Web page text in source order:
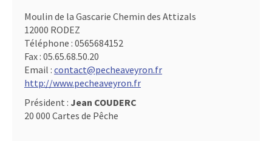
Moulin de la Gascarie Chemin des Attizals
12000 RODEZ
Téléphone : 0565684152
Fax : 05.65.68.50.20
Email : contact@pecheaveyron.fr
http://www.pecheaveyron.fr
Président : Jean COUDERC
20 000 Cartes de Pêche